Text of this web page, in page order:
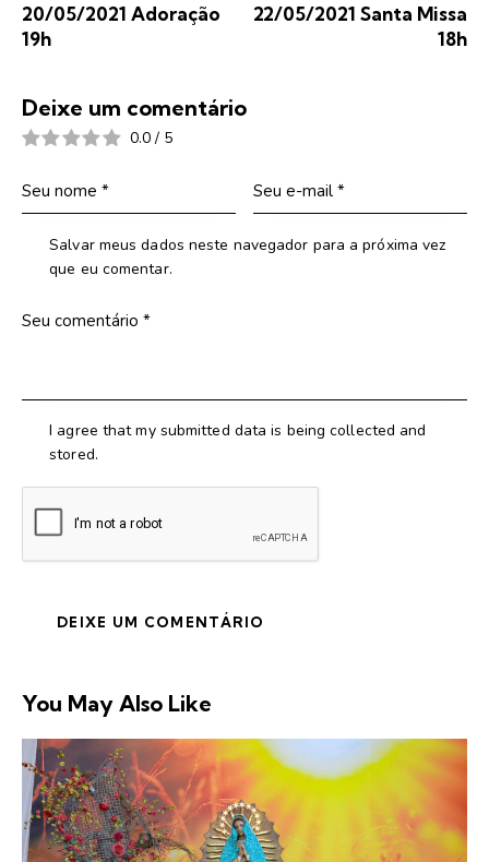
20/05/2021 Adoração
19h
22/05/2021 Santa Missa
18h
Deixe um comentário
0.0 / 5
Salvar meus dados neste navegador para a próxima vez
que eu comentar.
I agree that my submitted data is being collected and
stored.
You May Also Like